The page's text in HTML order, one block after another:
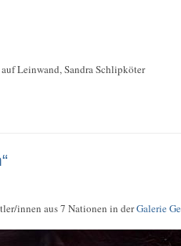
Leinwand, Sandra Schlipköter
innen aus 7 Nationen in derGalerie